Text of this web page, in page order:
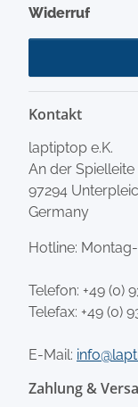
Widerruf
Kontakt
laptiptop e.K.
An der Spielleite
97294
Germany
Hotline:
Telefon: +49 (0)
Telefax: +49 (0)
E-Mail:
Zahlung &